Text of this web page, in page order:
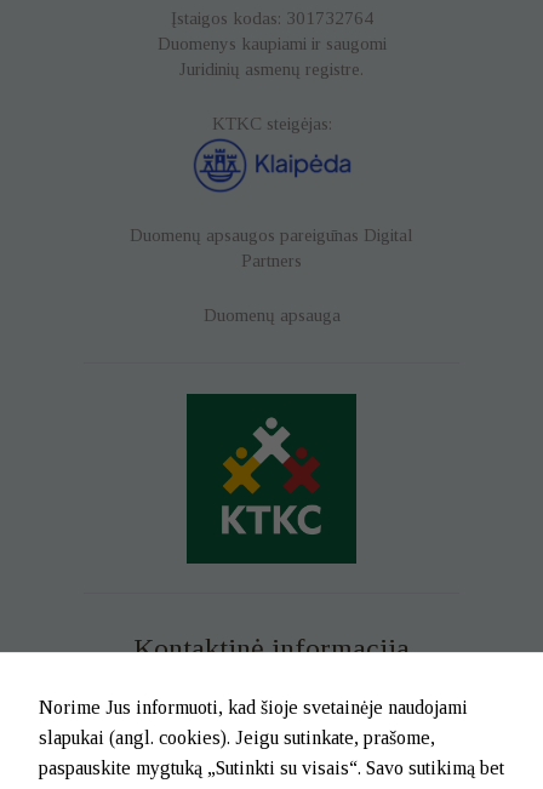
Įstaigos kodas: 301732764
Duomenys kaupiami ir saugomi
Juridinių asmenų registre.
KTKC steigėjas:
Duomenų apsaugos pareigūnas Digital
Partners
Duomenų apsauga
Kontaktinė informacija
Mob. tel. +370 699 73 229
Tel. (0-46) 21 02 83
El.p. info@klaipedatkc.lt
Norime Jus informuoti, kad šioje svetainėje naudojami
slapukai (angl. cookies). Jeigu sutinkate, prašome,
paspauskite mygtuką „Sutinkti su visais“. Savo sutikimą bet